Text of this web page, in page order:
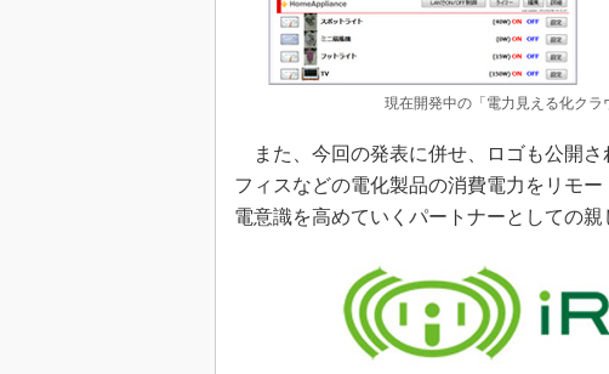
現在開発中の「電力見える化ク
また、今回の発表に併せ、ロゴも公開
フィスなどの電化製品の消費電力をリモ
電意識を高めていくパートナーとしての